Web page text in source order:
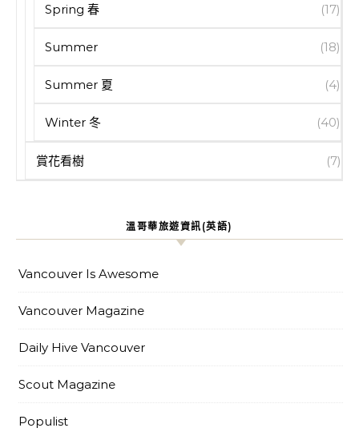
Spring 春 (17)
Summer (18)
Summer 夏 (4)
Winter 冬 (40)
賞花看樹 (7)
溫哥華旅遊資訊(英語)
Vancouver Is Awesome
Vancouver Magazine
Daily Hive Vancouver
Scout Magazine
Populist